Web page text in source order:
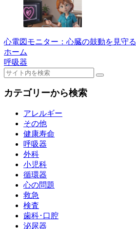
心電図モニター：心臓の鼓動を見守る
ホーム
呼吸器
カテゴリーから検索
アレルギー
その他
健康寿命
呼吸器
外科
小児科
循環器
心の問題
救急
検査
歯科･口腔
泌尿器